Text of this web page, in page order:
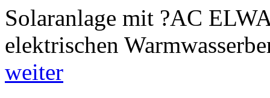
Solaranlage mit ?AC
elektrischen
weiter